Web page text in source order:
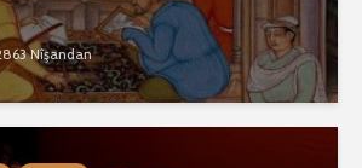
Nîşandan